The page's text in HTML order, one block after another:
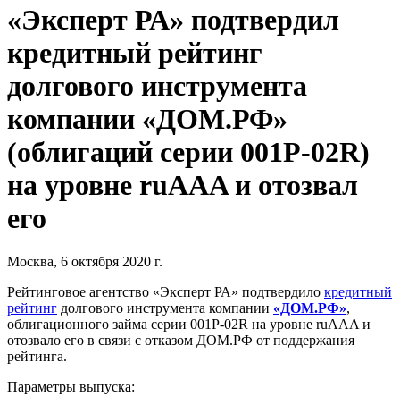
«Эксперт РА» подтвердил
кредитный рейтинг
долгового инструмента
компании «ДОМ.РФ»
(облигаций серии 001Р-02R)
на уровне ruAAA и отозвал
его
Москва, 6 октября 2020 г.
Рейтинговое агентство «Эксперт РА» подтвердило кредитный
рейтинг долгового инструмента компании «ДОМ.РФ»,
облигационного займа серии 001Р-02R на уровне ruAAA и
отозвало его в связи с отказом ДОМ.РФ от поддержания
рейтинга.
Параметры выпуска: